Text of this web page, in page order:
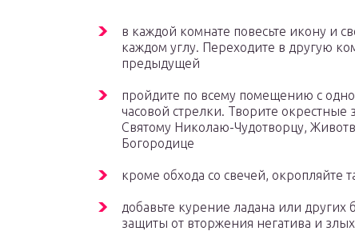
в каждой комнате повесьте икону и
каждом углу. Переходите в другую
предыдущей
пройдите по всему помещению с
часовой стрелки. Творите
Святому Николаю-Чудотворцу,
Богородице
кроме обхода со свечей,
добавьте курение ладана или
защиты от вторжения негатива и